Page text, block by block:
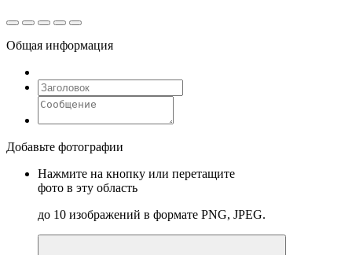
Общая информация
Добавьте фотографии
Нажмите на кнопку или перетащите
фото в эту область
до 10 изображений в формате PNG, JPEG.